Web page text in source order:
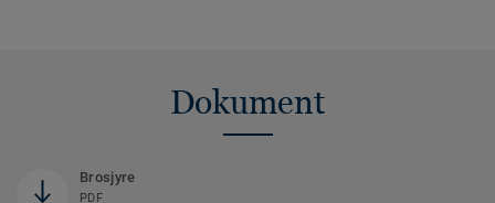
Dokument
Brosjyre
PDF